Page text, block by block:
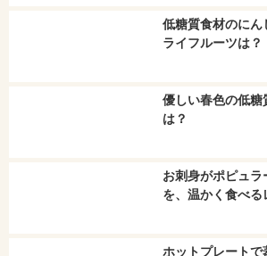
低糖質食材のにん
ライフルーツは？
優しい春色の低
は？
お刺身がポピュ
を、温かく食べる
ホットプレート